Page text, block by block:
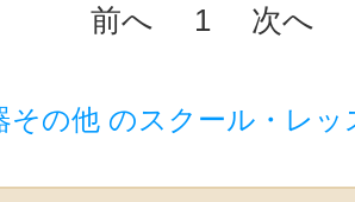
前へ 1 次へ
その他 のスクール・レ